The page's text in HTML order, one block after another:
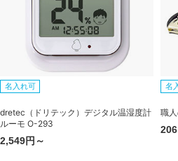
名入れ可
dretec（ドリテック）デジタル温湿度計
ルーモ O-293
2,549円～
名
職